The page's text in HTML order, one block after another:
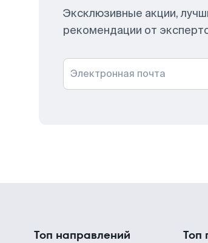
Эксклюзивные акции,
рекомендации от
Электронная почта
Топ направлений Топ